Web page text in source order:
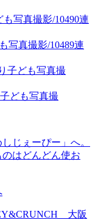
写真撮影/10490連
写真撮影/10489連
子ども写真撮
ども写真撮
じぇーぴー」へ。
はどんどん使お
大阪